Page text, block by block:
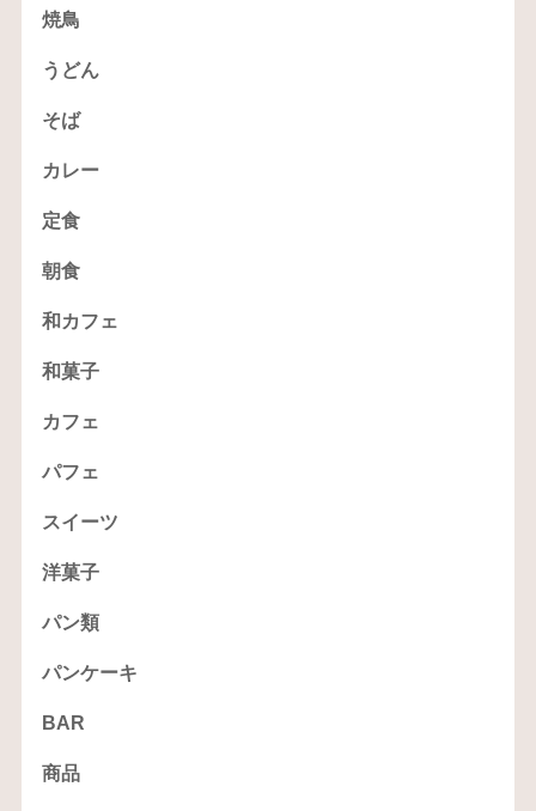
焼鳥
うどん
そば
カレー
定食
朝食
和カフェ
和菓子
カフェ
パフェ
スイーツ
洋菓子
パン類
パンケーキ
BAR
商品